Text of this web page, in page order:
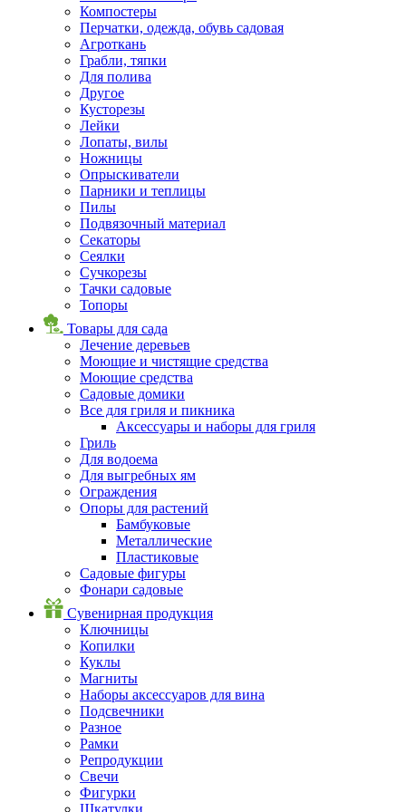
Компостеры
Перчатки, одежда, обувь садовая
Агроткань
Грабли, тяпки
Для полива
Другое
Кусторезы
Лейки
Лопаты, вилы
Ножницы
Опрыскиватели
Парники и теплицы
Пилы
Подвязочный материал
Секаторы
Сеялки
Сучкорезы
Тачки садовые
Топоры
Товары для сада
Лечение деревьев
Моющие и чистящие средства
Моющие средства
Садовые домики
Все для гриля и пикника
Аксессуары и наборы для гриля
Гриль
Для водоема
Для выгребных ям
Ограждения
Опоры для растений
Бамбуковые
Металлические
Пластиковые
Садовые фигуры
Фонари садовые
Сувенирная продукция
Ключницы
Копилки
Куклы
Магниты
Наборы аксессуаров для вина
Подсвечники
Разное
Рамки
Репродукции
Свечи
Фигурки
Шкатулки